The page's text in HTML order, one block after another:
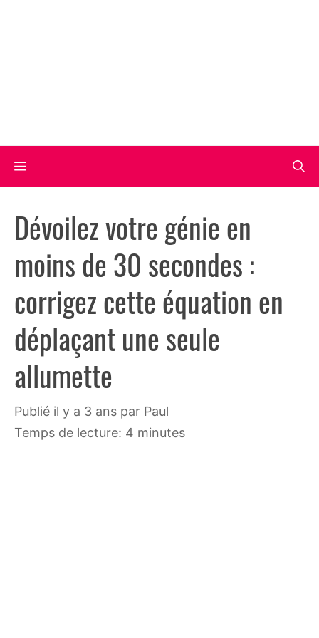
Menu
Dévoilez votre génie en
moins de 30 secondes :
corrigez cette équation en
déplaçant une seule
allumette
publié il y a 3 ans par Paul
Temps de lecture: 4 minutes